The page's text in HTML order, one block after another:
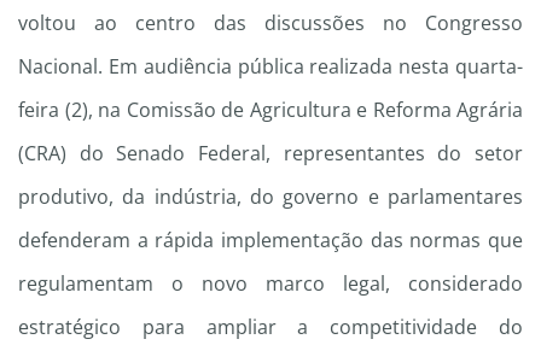
voltou ao centro das discussões no Congresso
Nacional. Em audiência pública realizada nesta quarta-
feira (2), na Comissão de Agricultura e Reforma Agrária
(CRA) do Senado Federal, representantes do setor
produtivo, da indústria, do governo e parlamentares
defenderam a rápida implementação das normas que
regulamentam o novo marco legal, considerado
estratégico para ampliar a competitividade do